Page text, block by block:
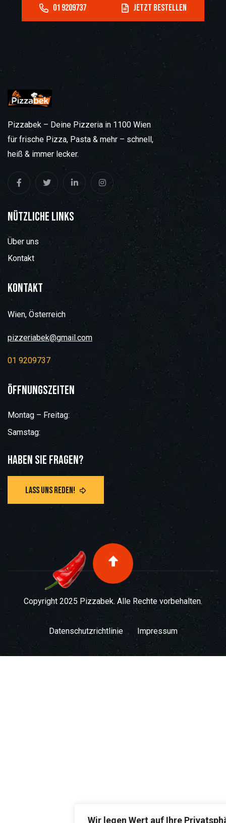
Wir legen Wert auf Ihre
Pizzabek – Deine Pizzeria in 1100 Wien
für frische Pizza, Pasta & mehr – schnell,
heiß & immer lecker.
Nützliche Links
Über uns
Kontakt
Kontakt
Wien, Österreich
pizzeriabek@gmail.com
01 9209737
Öffnungszeiten
Montag – Freitag:
Samstag:
Haben Sie Fragen?
Copyright 2025 Pizzabek. Alle Rechte vorbehalten.
Datenschutzrichtlinie Impressum